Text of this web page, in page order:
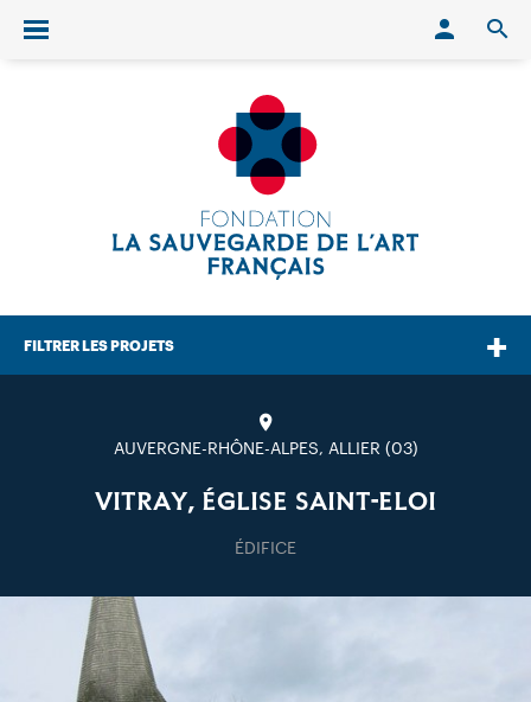
Ouvrir/fermer le menu
FILTRER LES PROJETS
AUVERGNE-RHÔNE-ALPES, ALLIER (03)
VITRAY, ÉGLISE SAINT-ELOI
ÉDIFICE